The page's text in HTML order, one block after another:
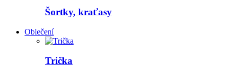
Šortky, kraťasy
Oblečení
Trička